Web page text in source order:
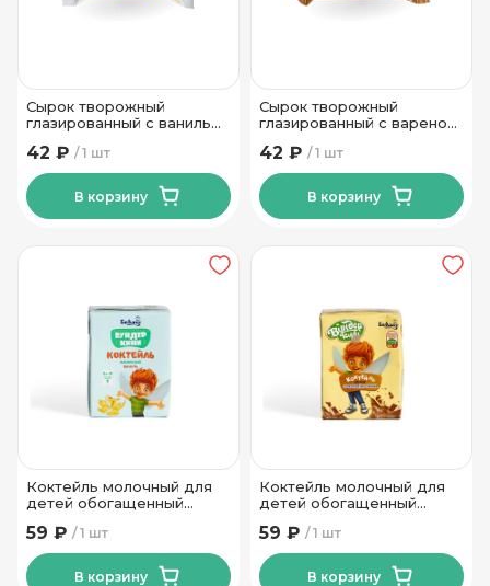
Сырок творожный
глазированный с ванилью
40гр Тм Беллакт
1 шт
42 ₽
В корзину
Сырок творожный
глазированный с вареной
Беллакт1 шт
42 ₽
В корзину
Коктейль молочный для
детей обогащенный
ванили 2.5% 210 гр Тм
Беллакт
1 шт
59 ₽
В корзину
Коктейль молочный для
детей обогащенный
210 гр Тм Беллакт
1 шт
59 ₽
В корзину